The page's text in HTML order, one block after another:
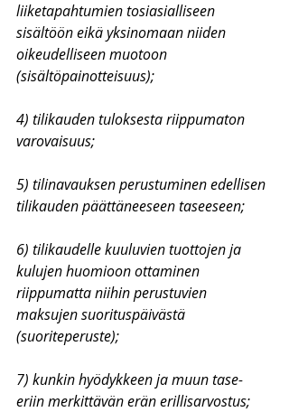
liiketapahtumien tosiasialliseen
sisältöön eikä yksinomaan niiden
oikeudelliseen muotoon
(sisältöpainotteisuus);
4) tilikauden tuloksesta riippumaton
varovaisuus;
5) tilinavauksen perustuminen edellisen
tilikauden päättäneeseen taseeseen;
6) tilikaudelle kuuluvien tuottojen ja
kulujen huomioon ottaminen
riippumatta niihin perustuvien
maksujen suorituspäivästä
(suoriteperuste);
7) kunkin hyödykkeen ja muun tase-
eriin merkittävän erän erillisarvostus;